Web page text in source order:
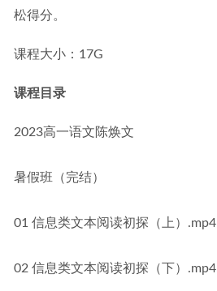
松得分。
课程大小：17G
课程目录
2023高一语文陈焕文
暑假班（完结）
01 信息类文本阅读初探（上）.mp4
02 信息类文本阅读初探（下）.mp4